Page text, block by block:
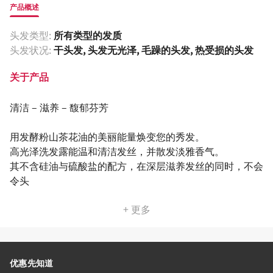
产品概述
头发类型: 所有类型的发质
头发状况: 干头发, 头发无光泽, 毛躁的头发, 热受损的头发
关于产品
清洁 – 滋养 – 馥郁芬芳
用发酵粉山茶花油的美丽能量焕变您的秀发。
高光泽洗发露能温和清洁发丝，并散发淡雅香气。
其不含硅油与硫酸盐的配方，在深层滋养发丝的同时，不会
令头
+ 更多
优惠先知道